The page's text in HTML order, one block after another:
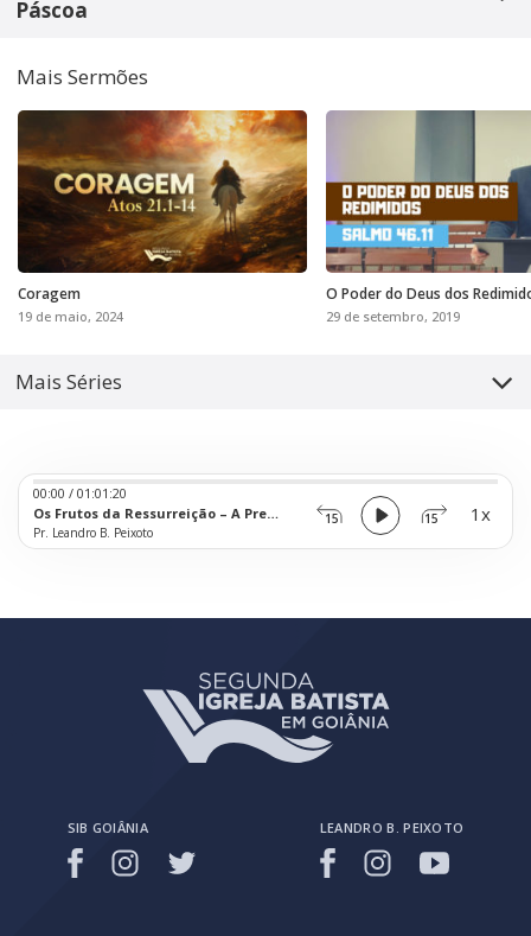
Páscoa
Mais Sermões
Coragem
19 de maio, 2024
O Poder do Deus dos
29 de setembro, 2019
Mais Séries
Os Frutos da Ressurreição – A Presença de Cristo
Pr. Leandro B. Peixoto
Audio
Player
15 15
00:00 / 01:01:20
1x
SIB GOIÂNIA LEANDRO B. PEIXOTO